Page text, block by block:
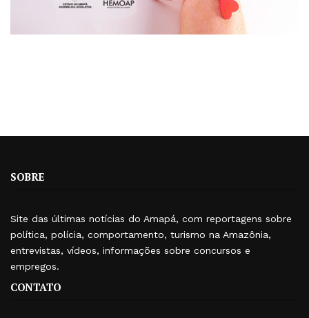
SOBRE
Site das últimas notícias do Amapá, com reportagens sobre
política, polícia, comportamento, turismo na Amazônia,
entrevistas, vídeos, informações sobre concursos e
empregos.
CONTATO